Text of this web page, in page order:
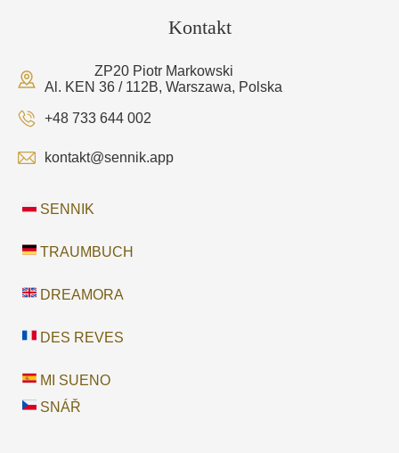
Kontakt
ZP20 Piotr Markowski
Al. KEN 36 / 112B, Warszawa, Polska
+48 733 644 002
kontakt@sennik.app
SENNIK
TRAUMBUCH
DREAMORA
DES REVES
MI SUENO
SNÁŘ